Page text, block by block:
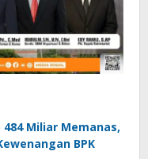
Miliar Memanas,
BPK